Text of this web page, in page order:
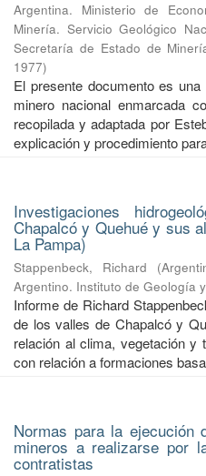
Argentina. Ministerio de
Minería. Servicio Geológico
Secretaría de Estado de
1977)
El presente documento es
minero nacional enmarcada
recopilada y adaptada por
explicación y procedimiento
Investigaciones
Chapalcó y Quehué y sus
La Pampa)
Stappenbeck, Richard (
Argentino. Instituto de Geología
Informe de Richard
de los valles de Chapalcó y
relación al clima, vegetación y
con relación a formaciones
Normas para la ejecución
mineros a realizarse por
contratistas